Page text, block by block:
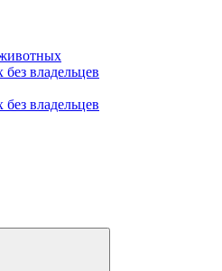
владельцев
владельцев